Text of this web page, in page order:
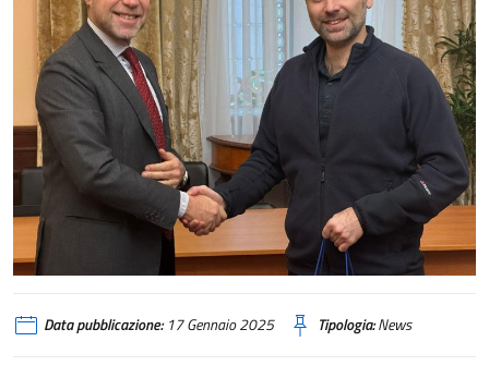
Data pubblicazione:17 Gennaio 2025 Tipologia:News